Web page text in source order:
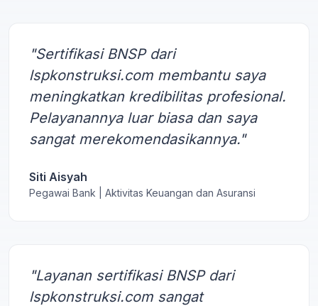
"Sertifikasi BNSP dari
lspkonstruksi.com membantu saya
meningkatkan kredibilitas profesional.
Pelayanannya luar biasa dan saya
sangat merekomendasikannya."
Siti Aisyah
Pegawai Bank | Aktivitas Keuangan dan Asuransi
"Layanan sertifikasi BNSP dari
lspkonstruksi.com sangat